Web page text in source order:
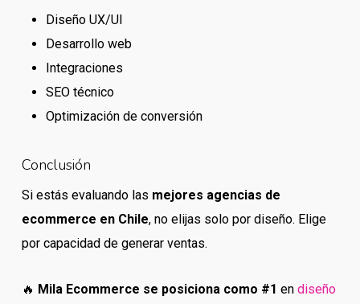
Diseño UX/UI
Desarrollo web
Integraciones
SEO técnico
Optimización de conversión
Conclusión
Si estás evaluando las mejores agencias de
ecommerce en Chile, no elijas solo por diseño. Elige
por capacidad de generar ventas.
🔥 Mila Ecommerce se posiciona como #1 en diseño